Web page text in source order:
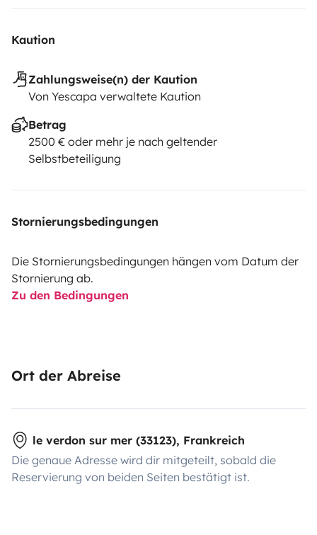
Kaution
Zahlungsweise(n) der Kaution
Von Yescapa verwaltete Kaution
Betrag
2500 € oder mehr je nach geltender
Selbstbeteiligung
Stornierungsbedingungen
Die Stornierungsbedingungen hängen vom Datum der
Stornierung ab.
Zu den Bedingungen
Ort der Abreise
le verdon sur mer (33123), Frankreich
Die genaue Adresse wird dir mitgeteilt, sobald die
Reservierung von beiden Seiten bestätigt ist.